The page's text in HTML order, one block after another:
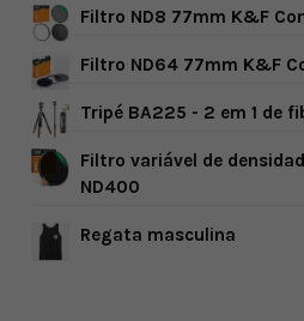
Filtro ND8 77mm K&F
Filtro ND64 77mm K&F
Tripé BA225 - 2 em 1 de
Filtro variável de
ND400
Regata masculina